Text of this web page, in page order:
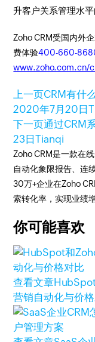
升客户关系管理水
Zoho CRM受国内外
费体验400-660-
www.zoho.com.cn/
上一页CRM有什
2020年7月20日
下一页通过CRM
23日Tianqi
Zoho CRM是一款在
自动化象限报告、连
30万+企业在Zoho
索转化率，实现业绩增
你可能喜欢
查看文章
营销自动化与价